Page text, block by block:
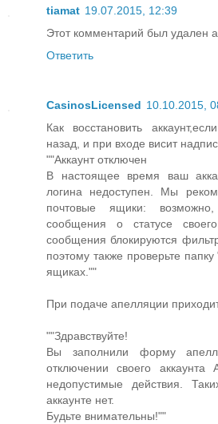
tiamat 19.07.2015, 12:39
Этот комментарий был удален
Ответить
CasinosLicensed 10.10.2015,
Как восстановить
назад, и при входе висит
""Аккаунт отключен
В настоящее время ваш
логина недоступен. Мы
почтовые ящики:
сообщения о статусе
сообщения блокируются
поэтому также проверьте
ящиках.""
При подаче апелляции
""Здравствуйте!
Вы заполнили форму
отключении своего
недопустимые действия.
аккаунте нет.
Будьте внимательны!""